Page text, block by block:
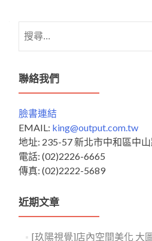
尋
鍵
字:
聯絡我們
臉書連結
EMAIL: king@output.com.tw
地址: 235-57 新北市中和區中
電話: (02)2226-6665
傳真: (02)2222-5689
近期文章
[玖陽視覺]店內空間美化 大